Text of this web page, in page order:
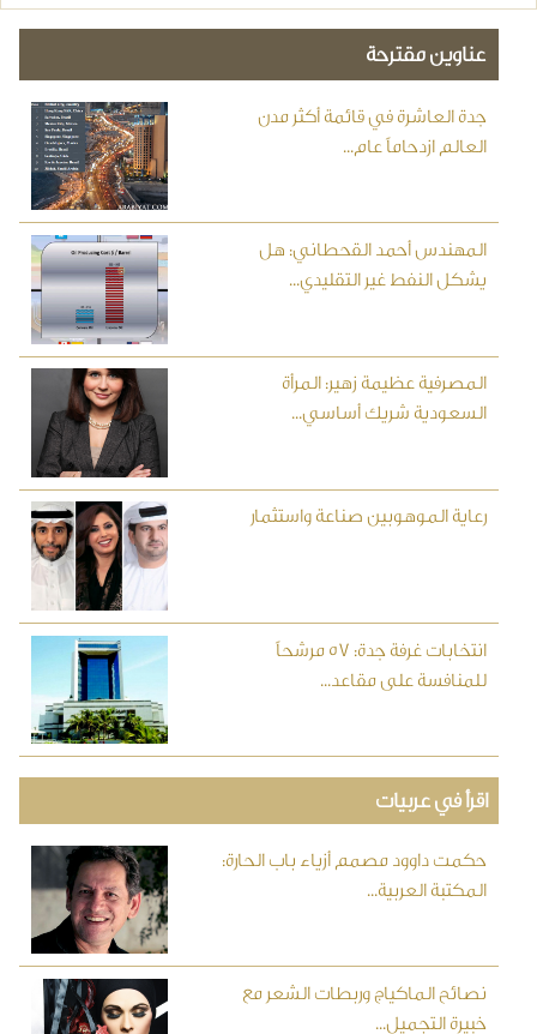
عناوين مقترحة
جدة العاشرة في قائمة أكثر مدن
العالم ازدحاماً عام...
المهندس أحمد القحطاني: هل
يشكل النفط غير التقليدي...
المصرفية عظيمة زهير: المرأة
السعودية شريك أساسي...
رعاية الموهوبين صناعة واستثمار
انتخابات غرفة جدة: 57 مرشحاً
للمنافسة على مقاعد...
اقرأ في عربيات
حكمت داوود مصمم أزياء باب الحارة:
المكتبة العربية...
نصائح الماكياج وربطات الشعر مع
خبيرة التجميل...